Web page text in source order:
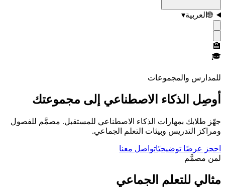
🌐العربية▾
🏫
🎓
للمدارس والمجموعات
أوصِل الذكاء الاصطناعي إلى مجموعتك
جهّز طلابك بمهارات الذكاء الاصطناعي للمستقبل. مصمَّم للفصول
ومراكز التدريس وبيئات التعلم الجماعي.
احجز عرضًا توضيحيًاتواصل معنا
لمن مصمَّم
مثالي للتعلم الجماعي